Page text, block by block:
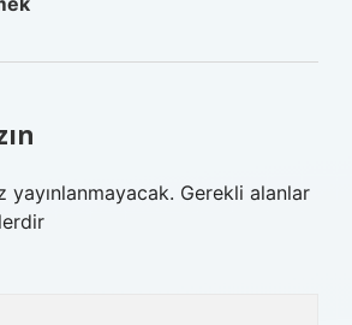
yayınlanmayacak. Gerekli alanlar